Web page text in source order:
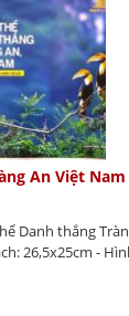
An Việt Nam
Danh thắng
26,5x25cm -